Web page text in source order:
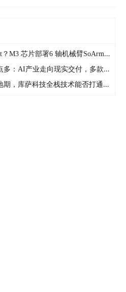
部署6 轴机械臂SoArm101经验总结 第3篇
业走向现实交付，多款创新产品亮相！
全栈技术能否打通城市服务机器人规模化之路？